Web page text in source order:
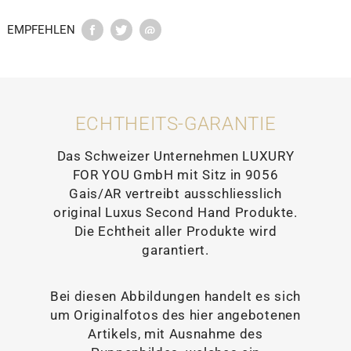
EMPFEHLEN
ECHTHEITS-GARANTIE
Das Schweizer Unternehmen LUXURY
FOR YOU GmbH mit Sitz in 9056
Gais/AR vertreibt ausschliesslich
original Luxus Second Hand Produkte.
Die Echtheit aller Produkte wird
garantiert.
Bei diesen Abbildungen handelt es sich
um Originalfotos des hier angebotenen
Artikels, mit Ausnahme des